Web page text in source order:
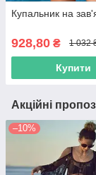
Купальник на
928,80 ₴ 1 032
Купити
Акційні
–10%